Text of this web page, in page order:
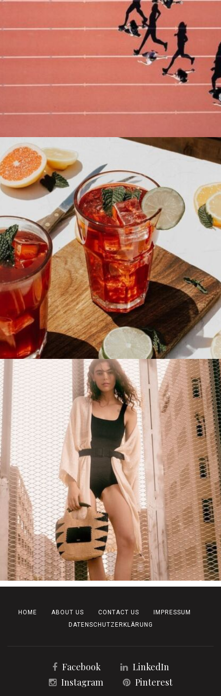
HOME ABOUT US CONTACT US
IMPRESSUM
DATENSCHUTZERKLÄRUNG
Facebook
LinkedIn
Instagram
Pinterest